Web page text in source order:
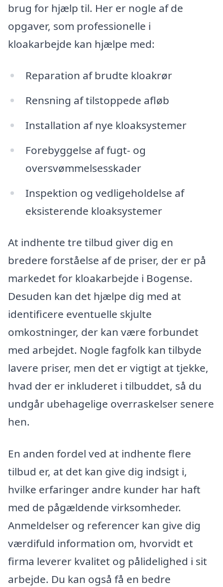
brug for hjælp til. Her er nogle af de
opgaver, som professionelle i
kloakarbejde kan hjælpe med:
Reparation af brudte kloakrør
Rensning af tilstoppede afløb
Installation af nye kloaksystemer
Forebyggelse af fugt- og
oversvømmelsesskader
Inspektion og vedligeholdelse af
eksisterende kloaksystemer
At indhente tre tilbud giver dig en
bredere forståelse af de priser, der er på
markedet for kloakarbejde i Bogense.
Desuden kan det hjælpe dig med at
identificere eventuelle skjulte
omkostninger, der kan være forbundet
med arbejdet. Nogle fagfolk kan tilbyde
lavere priser, men det er vigtigt at tjekke,
hvad der er inkluderet i tilbuddet, så du
undgår ubehagelige overraskelser senere
hen.
En anden fordel ved at indhente flere
tilbud er, at det kan give dig indsigt i,
hvilke erfaringer andre kunder har haft
med de pågældende virksomheder.
Anmeldelser og referencer kan give dig
værdifuld information om, hvorvidt et
firma leverer kvalitet og pålidelighed i sit
arbejde. Du kan også få en bedre